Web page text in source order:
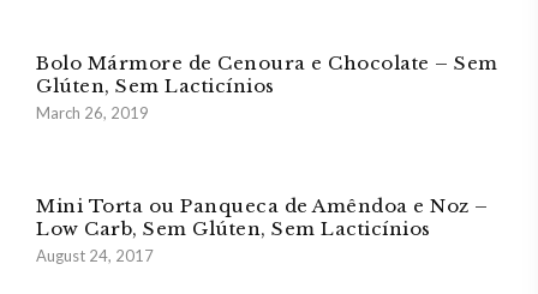
Bolo Mármore de Cenoura e Chocolate – Sem
Glúten, Sem Lacticínios
March 26, 2019
Mini Torta ou Panqueca de Amêndoa e Noz –
Low Carb, Sem Glúten, Sem Lacticínios
August 24, 2017